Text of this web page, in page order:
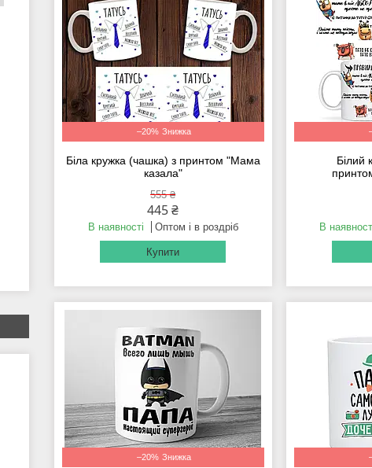
–20%
Біла кружка (чашка) з принтом "Мама
казала"
555 ₴
445 ₴
В наявності Оптом і в роздріб
Купити
Білий
В
–20%